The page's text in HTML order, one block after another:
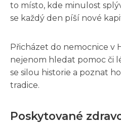
to místo, kde minulost
se každý den píší nové
Přicházet do nemocnice v
nejenom hledat pomoc či
se silou historie a poznat
tradice.
Poskytované